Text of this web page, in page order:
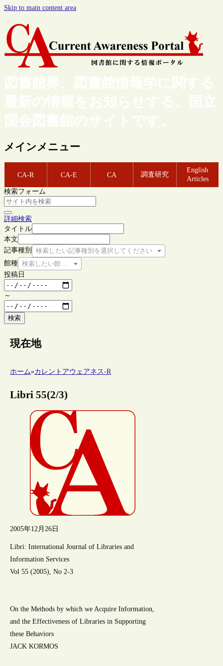
Skip to main content area
図書館界、図書館情報学に関する
最新の情報をお知らせする、国立
国会図書館のサイトです。
メインメニュー
CA-R CA-E CA 調査研究
English
Articles
検索フォーム
詳細検索
タイトル
本文
記事種別
検索したい記事種別を選択してください
館種 検索したい館種を選択してください
投稿日
～
検索
現在地
ホーム»カレントアウェアネス-R
Libri 55(2/3)
2005年12月26日
Libri: International Journal of Libraries and
Information Services
Vol 55 (2005), No 2-3
On the Methods by which we Acquire Information,
and the Effectiveness of Libraries in Supporting
these Behaviors
JACK KORMOS